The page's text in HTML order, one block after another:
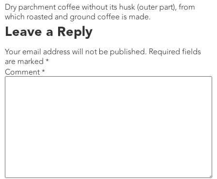
Dry parchment coffee without its husk (outer part), from
which roasted and ground coffee is made.
Leave a Reply
Your email address will not be published. Required fields
are marked *
Comment*